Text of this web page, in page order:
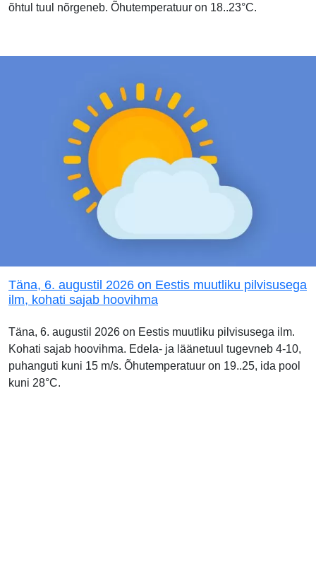
õhtul tuul nõrgeneb. Õhutemperatuur on 18..23°C.
Täna, 6. augustil 2026 on Eestis muutliku pilvisusega
ilm, kohati sajab hoovihma
Täna, 6. augustil 2026 on Eestis muutliku pilvisusega ilm.
Kohati sajab hoovihma. Edela- ja läänetuul tugevneb 4-10,
puhanguti kuni 15 m/s. Õhutemperatuur on 19..25, ida pool
kuni 28°C.